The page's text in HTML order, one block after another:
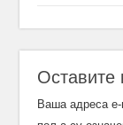
Оставите
Ваша адреса